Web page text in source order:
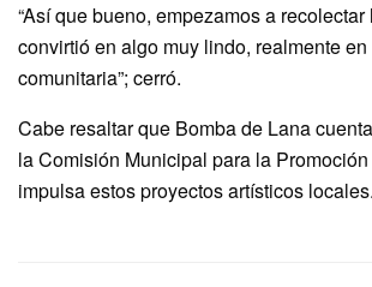
“Así que bueno, empezamos a
convirtió en algo muy lindo, realmente
comunitaria”; cerró.
Cabe resaltar que Bomba de Lana
la Comisión Municipal para la
impulsa estos proyectos artísticos locales.